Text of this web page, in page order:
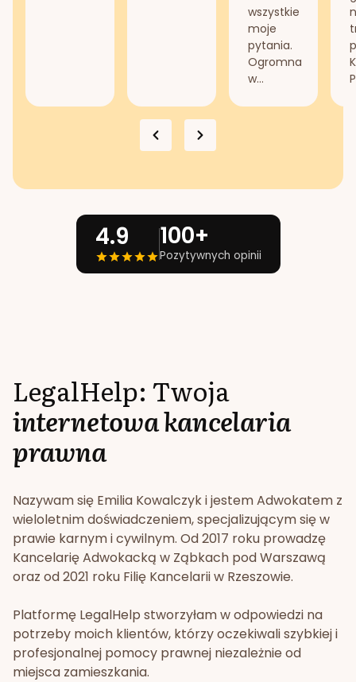
wszystkie
moje
pytania.
Ogromna
w...
4.9 100+
Pozytywnych opinii
LegalHelp: Twoja
internetowa kancelaria
prawna
Nazywam się Emilia Kowalczyk i jestem Adwokatem z
wieloletnim doświadczeniem, specjalizującym się w
prawie karnym i cywilnym. Od 2017 roku prowadzę
Kancelarię Adwokacką w Ząbkach pod Warszawą
oraz od 2021 roku Filię Kancelarii w Rzeszowie.
Platformę LegalHelp stworzyłam w odpowiedzi na
potrzeby moich klientów, którzy oczekiwali szybkiej i
profesjonalnej pomocy prawnej niezależnie od
miejsca zamieszkania.